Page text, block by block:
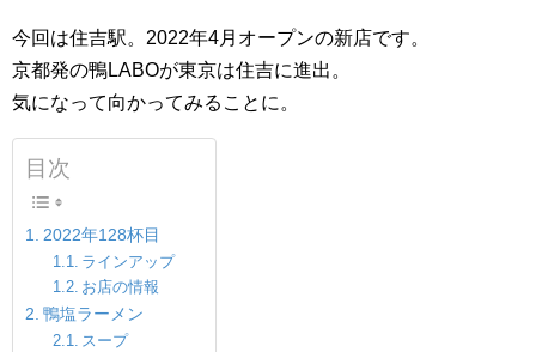
今回は住吉駅。2022年4月オープンの新店です。
京都発の鴨LABOが東京は住吉に進出。
気になって向かってみることに。
目次
2022年128杯目
ラインアップ
お店の情報
鴨塩ラーメン
スープ